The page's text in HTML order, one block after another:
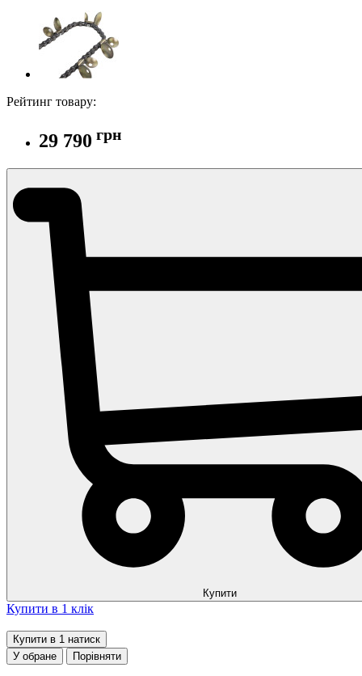
Рейтинг товару:
29 790 грн
Купити
Купити в 1 клік
Купити в 1 натиск
У обране
Порівняти